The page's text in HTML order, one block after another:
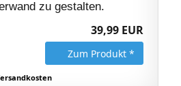
zu gestalten.
39,99 EUR
Zum Produkt *